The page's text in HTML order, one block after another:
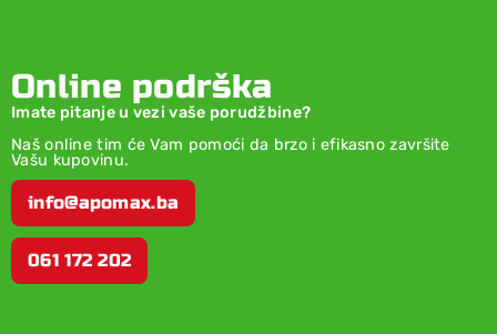
Online podrška
Imate pitanje u vezi vaše porudžbine?
Naš online tim će Vam pomoći da brzo i efikasno završite
Vašu kupovinu.
info@apomax.ba
061 172 202